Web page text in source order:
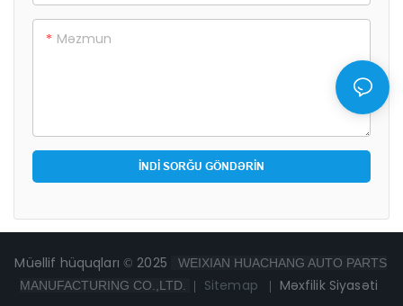
Məzmun
İNDI SORĞU GÖNDƏRIN
Müəllif hüquqları © 2025
WEIXIAN HUACHANG AUTO PARTS
MANUFACTURING CO.,LTD.
| Sitemap | Məxfilik Siyasəti